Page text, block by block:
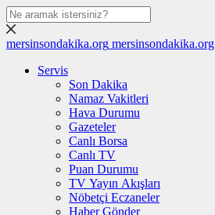
mersinsondakika.org mersinsondakika.org
Servis
Son Dakika
Namaz Vakitleri
Hava Durumu
Gazeteler
Canlı Borsa
Canlı TV
Puan Durumu
TV Yayın Akışları
Nöbetçi Eczaneler
Haber Gönder